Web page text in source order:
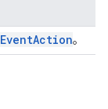
EventAction。